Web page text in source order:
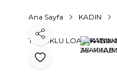
Ana Sayfa KADIN
Favoriye Ekle
Paylaş